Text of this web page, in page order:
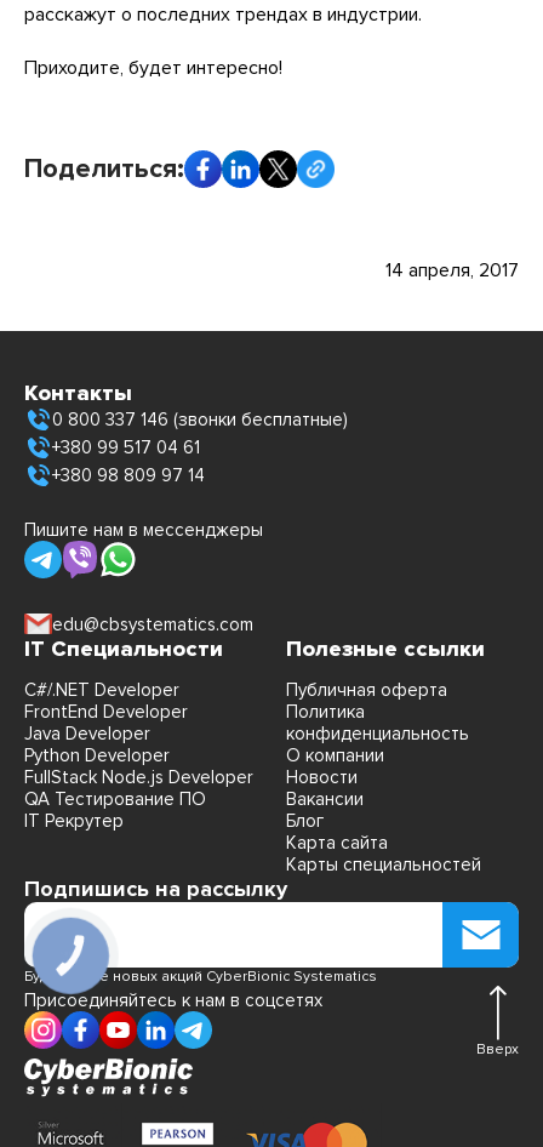
расскажут о последних трендах в индустрии.
Приходите, будет интересно!
Поделиться:
14 апреля, 2017
Контакты
0 800 337 146 (звонки бесплатные)
+380 99 517 04 61
+380 98 809 97 14
Пишите нам в мессенджеры
edu@cbsystematics.com
IT Специальности
C#/.NET Developer
FrontEnd Developer
Java Developer
Python Developer
FullStack Node.js Developer
QA Тестирование ПО
IT Рекрутер
Полезные ссылки
Публичная оферта
Политика
конфиденциальность
О компании
Новости
Вакансии
Блог
Карта сайта
Карты специальностей
Подпишись на рассылку
Будь в курсе новых акций CyberBionic Systematics
Присоединяйтесь к нам в соцсетях
Вверх